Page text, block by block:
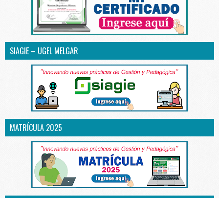
SIAGIE – UGEL MELGAR
MATRÍCULA 2025